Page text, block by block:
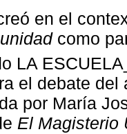
en el
como
LA
el debate
por María
El Magisterio